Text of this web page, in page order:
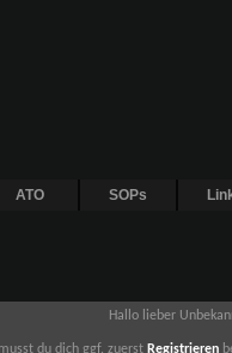
ATO SOPs
Hallo lieber
du dich ggf. zuerst Registrieren